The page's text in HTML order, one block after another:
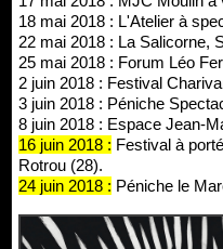
18 mai 2018 : L'Atelier à
22 mai 2018 : La Salicorne,
25 mai 2018 : Forum Léo
2 juin 2018 : Festival
3 juin 2018 : Péniche
8 juin 2018 : Espace Jean-
16 juin 2018 : Festival à
Rotrou (28).
24 juin 2018 : Péniche le